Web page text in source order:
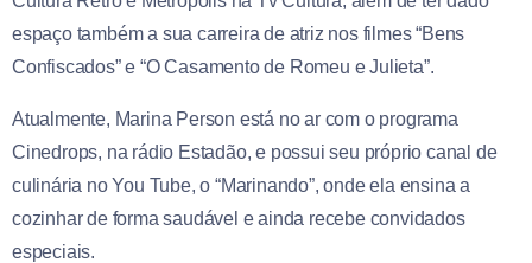
espaço também a sua carreira de atriz nos filmes “Bens
Confiscados” e “O Casamento de Romeu e Julieta”.
Atualmente, Marina Person está no ar com o programa
Cinedrops, na rádio Estadão, e possui seu próprio canal de
culinária no You Tube, o “Marinando”, onde ela ensina a
cozinhar de forma saudável e ainda recebe convidados
especiais.